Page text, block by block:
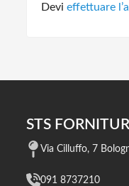
Devi effettuare
STS
Via Cilluffo, 7
091 8737210